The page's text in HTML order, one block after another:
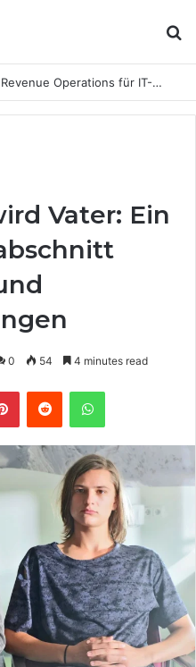
RevOps im Mittelstand: Was Revenue Operations für IT-Unternehmen konkret bedeutet
Vater: Ein
0 54 4 minutes read
PinterestReddit WhatsApp